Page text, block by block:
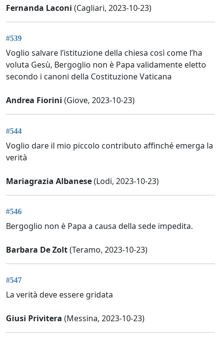
Fernanda Laconi (Cagliari, 2023-10-23)
#539
Voglio salvare l’istituzione della chiesa così come l’ha
voluta Gesù, Bergoglio non è Papa validamente eletto
secondo i canoni della Costituzione Vaticana
Andrea Fiorini (Giove, 2023-10-23)
#544
Voglio dare il mio piccolo contributo affinché emerga la
verità
Mariagrazia Albanese(Lodi, 2023-10-23)
#546
Bergoglio non è Papa a causa della sede impedita.
Barbara De Zolt(Teramo, 2023-10-23)
#547
La verità deve essere gridata
Giusi Privitera (Messina, 2023-10-23)